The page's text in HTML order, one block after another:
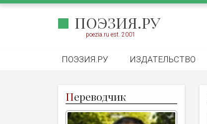
ПОЭЗИЯ.РУ
poezia.ru est. 2001
ПОЭЗИЯ.РУ ИЗДАТЕЛЬСТВО
Переводчик